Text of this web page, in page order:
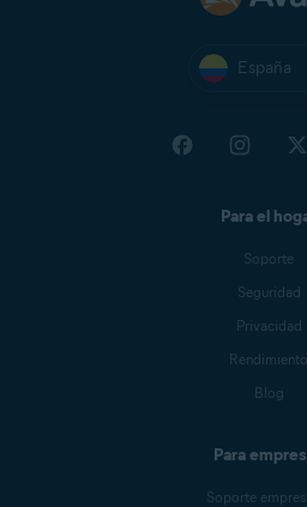
España
Para el
Soporte
Seguridad
Privacidad
Rendimiento
Blog
Para
Soporte